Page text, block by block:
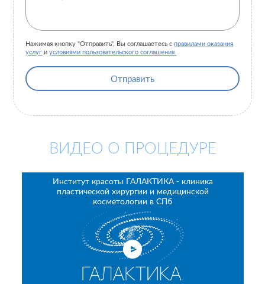
Нажимая кнопку "Отправить", Вы соглашаетесь справилами оказания
услуг иусловиями пользовательского соглашения.
Отправить
ВИДЕО О ПРОЦЕДУРЕ
Институт красоты ГАЛАКТИКА - клиника
пластической хирургии и медицинской
косметологии в СПб